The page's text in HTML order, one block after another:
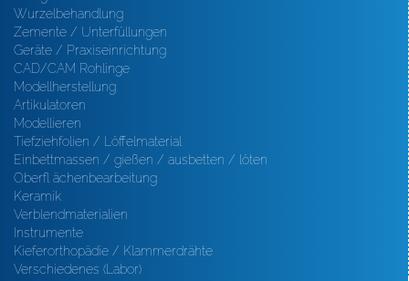
Wurzelbehandlung
Zemente / Unterfüllungen
Geräte / Praxiseinrichtung
CAD/CAM Rohlinge
Modellherstellung
Artikulatoren
Modellieren
Tiefziehfolien / Löffelmaterial
Einbettmassen / gießen / ausbetten / löten
Oberfl ächenbearbeitung
Keramik
Verblendmaterialien
Instrumente
Kieferorthopädie / Klammerdrähte
Verschiedenes (Labor)